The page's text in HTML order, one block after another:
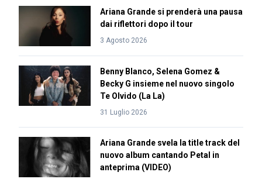
Ariana Grande si prenderà una pausa
dai riflettori dopo il tour
3 Agosto 2026
Benny Blanco, Selena Gomez &
Becky G insieme nel nuovo singolo
Te Olvido (La La)
31 Luglio 2026
Ariana Grande svela la title track del
nuovo album cantando Petal in
anteprima (VIDEO)